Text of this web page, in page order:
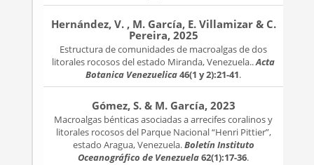
Hernández, V. , M. García, E. Villamizar & C.
Pereira, 2025
Estructura de comunidades de macroalgas de dos
litorales rocosos del estado Miranda, Venezuela..Acta
Botanica Venezuelica46(1 y 2):21-41.
Gómez, S. & M. García, 2023
Macroalgas bénticas asociadas a arrecifes coralinos y
litorales rocosos del Parque Nacional “Henri Pittier”,
estado Aragua, Venezuela.Boletín Instituto
Oceanográfico de Venezuela62(1):17-36.